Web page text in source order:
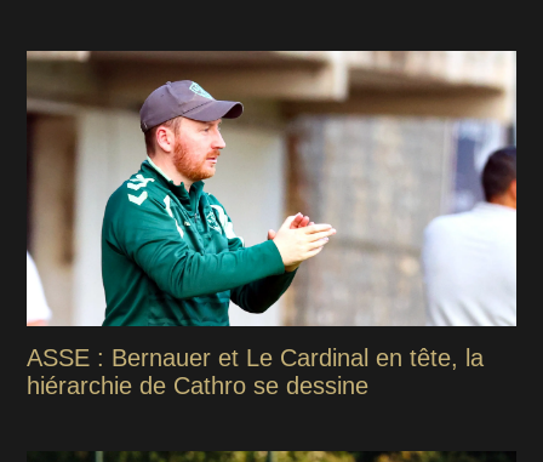
ASSE : Bernauer et Le Cardinal en tête, la
hiérarchie de Cathro se dessine